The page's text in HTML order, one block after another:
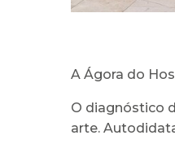
A Ágora do
O diagnóstico
arte.